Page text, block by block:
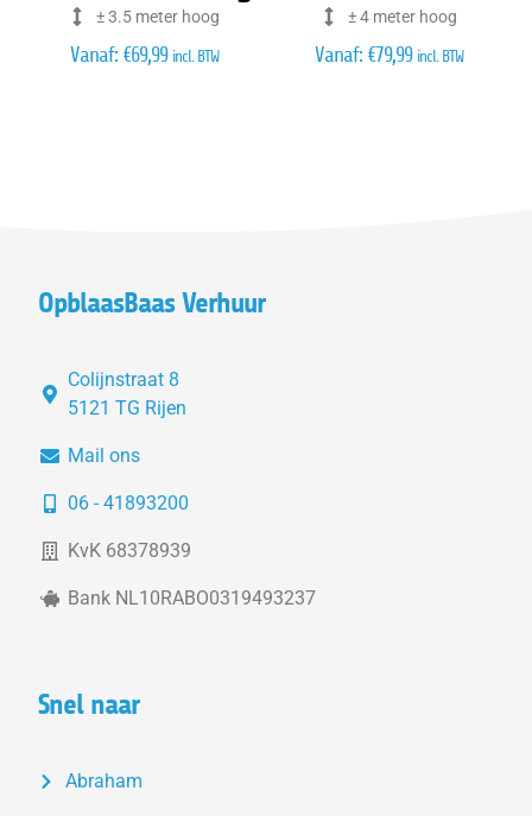
± 3.5 meter hoog
Vanaf: €69,99 incl. BTW
± 4 meter hoog
Vanaf: €79,99 incl. BTW
OpblaasBaas Verhuur
Colijnstraat 8
5121 TG Rijen
Mail ons
06 - 41893200
KvK 68378939
Bank NL10RABO0319493237
Snel naar
Abraham